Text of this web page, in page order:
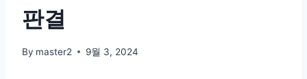
판결
By master2 9월 3, 2024